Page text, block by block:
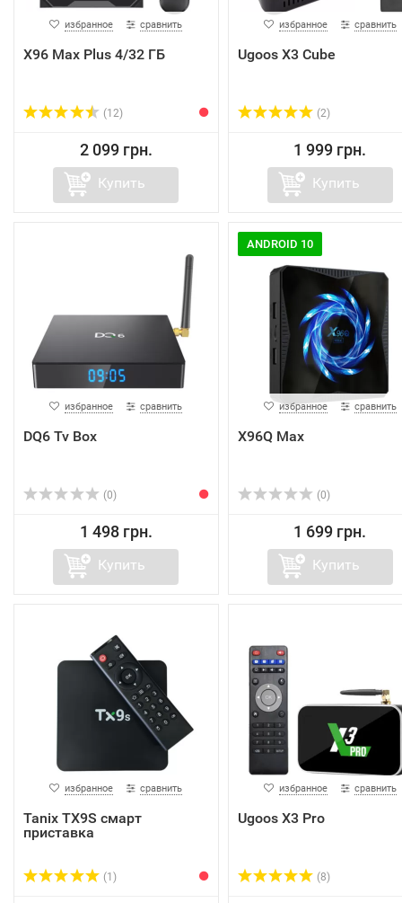
избранное сравнить
X96 Max Plus 4/32 ГБ
(12)
2 099 грн.
Купить
избранное сравнить
Ugoos X3 Cube
(2)
1 999 грн.
Купить
избранное сравнить
DQ6 Tv Box
(0)
1 498 грн.
Купить
ANDROID 10
избранное сравнить
X96Q Max
(0)
1 699 грн.
Купить
избранное сравнить
Tanix TX9S смарт
приставка
(1)
избранное сравнить
Ugoos X3 Pro
(8)